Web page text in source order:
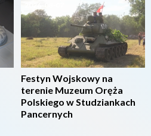
Festyn Wojskowy na
terenie Muzeum Oręża
Polskiego w Studziankach
Pancernych